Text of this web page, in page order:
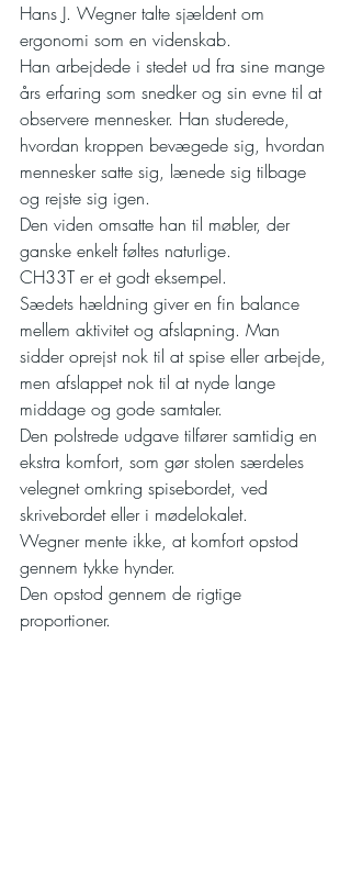
Hans J. Wegner talte sjældent om
ergonomi som en videnskab.
Han arbejdede i stedet ud fra sine mange
års erfaring som snedker og sin evne til at
observere mennesker. Han studerede,
hvordan kroppen bevægede sig, hvordan
mennesker satte sig, lænede sig tilbage
og rejste sig igen.
Den viden omsatte han til møbler, der
ganske enkelt føltes naturlige.
CH33T er et godt eksempel.
Sædets hældning giver en fin balance
mellem aktivitet og afslapning. Man
sidder oprejst nok til at spise eller arbejde,
men afslappet nok til at nyde lange
middage og gode samtaler.
Den polstrede udgave tilfører samtidig en
ekstra komfort, som gør stolen særdeles
velegnet omkring spisebordet, ved
skrivebordet eller i mødelokalet.
Wegner mente ikke, at komfort opstod
gennem tykke hynder.
Den opstod gennem de rigtige
proportioner.